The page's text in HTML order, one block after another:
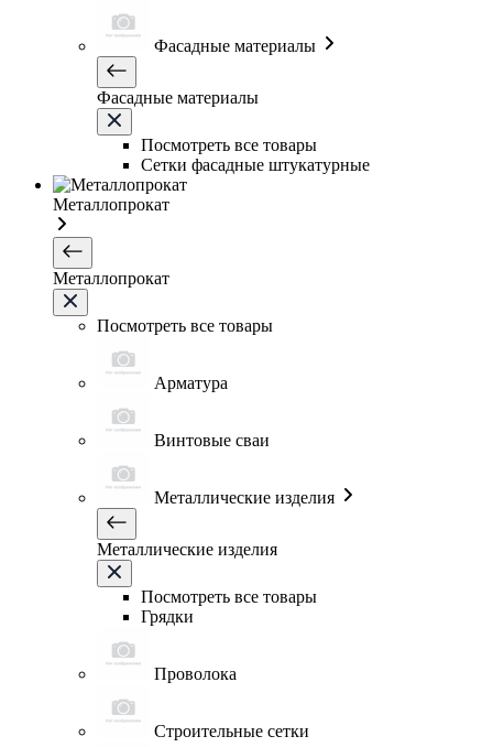
Фасадные материалы
Фасадные материалы
Посмотреть все товары
Сетки фасадные штукатурные
Металлопрокат
Металлопрокат
Посмотреть все товары
Арматура
Винтовые сваи
Металлические изделия
Металлические изделия
Посмотреть все товары
Грядки
Проволока
Строительные сетки